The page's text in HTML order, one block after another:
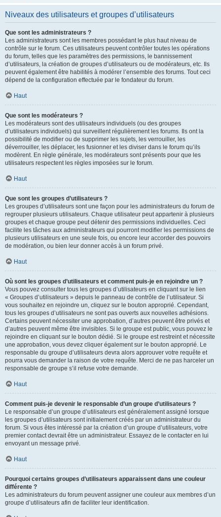
Niveaux des utilisateurs et groupes d’utilisateurs
Que sont les administrateurs ?
Les administrateurs sont les membres possédant le plus haut niveau de
contrôle sur le forum. Ces utilisateurs peuvent contrôler toutes les opérations
du forum, telles que les paramètres des permissions, le bannissement
d’utilisateurs, la création de groupes d’utilisateurs ou de modérateurs, etc. Ils
peuvent également être habilités à modérer l’ensemble des forums. Tout ceci
dépend de la configuration effectuée par le fondateur du forum.
Haut
Que sont les modérateurs ?
Les modérateurs sont des utilisateurs individuels (ou des groupes
d’utilisateurs individuels) qui surveillent régulièrement les forums. Ils ont la
possibilité de modifier ou de supprimer les sujets, les verrouiller, les
déverrouiller, les déplacer, les fusionner et les diviser dans le forum qu’ils
modèrent. En règle générale, les modérateurs sont présents pour que les
utilisateurs respectent les règles imposées sur le forum.
Haut
Que sont les groupes d’utilisateurs ?
Les groupes d’utilisateurs sont une façon pour les administrateurs du forum de
regrouper plusieurs utilisateurs. Chaque utilisateur peut appartenir à plusieurs
groupes et chaque groupe peut détenir des permissions individuelles. Ceci
facilite les tâches aux administrateurs qui pourront modifier les permissions de
plusieurs utilisateurs en une seule fois, ou encore leur accorder des pouvoirs
de modération, ou bien leur donner accès à un forum privé.
Haut
Où sont les groupes d’utilisateurs et comment puis-je en rejoindre un ?
Vous pouvez consulter tous les groupes d’utilisateurs en cliquant sur le lien
« Groupes d’utilisateurs » depuis le panneau de contrôle de l’utilisateur. Si
vous souhaitez en rejoindre un, cliquez sur le bouton approprié. Cependant,
tous les groupes d’utilisateurs ne sont pas ouverts aux nouvelles adhésions.
Certains peuvent nécessiter une approbation, d’autres peuvent être privés et
d’autres peuvent même être invisibles. Si le groupe est public, vous pouvez le
rejoindre en cliquant sur le bouton dédié. Si le groupe est restreint et nécessite
une approbation, vous devez cliquer également sur le bouton approprié. Le
responsable du groupe d’utilisateurs devra alors approuver votre requête et
pourra vous demander la raison de votre requête. Merci de ne pas harceler un
responsable de groupe s’il refuse votre demande.
Haut
Comment puis-je devenir le responsable d’un groupe d’utilisateurs ?
Le responsable d’un groupe d’utilisateurs est généralement assigné lorsque
les groupes d’utilisateurs sont initialement créés par un administrateur du
forum. Si vous êtes intéressé par la création d’un groupe d’utilisateurs, votre
premier contact devrait être un administrateur. Essayez de le contacter en lui
envoyant un message privé.
Haut
Pourquoi certains groupes d’utilisateurs apparaissent dans une couleur
différente ?
Les administrateurs du forum peuvent assigner une couleur aux membres d’un
groupe d’utilisateurs afin de faciliter leur identification.